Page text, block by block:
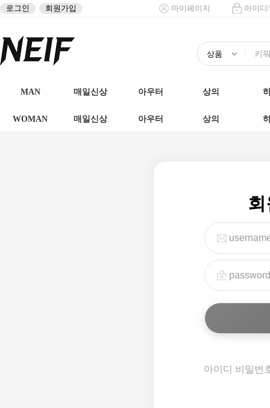
로그인 회원가입 마이페이지 아이디
MAN 매일신상 아우터 상의
WOMAN 매일신상 아우터 상의
아이디 비밀번